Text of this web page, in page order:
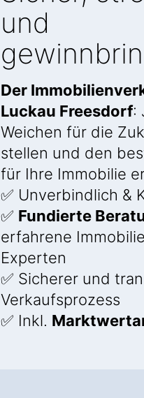
und
Der
Luckau Freesdorf:
Weichen für die
stellen und den
für Ihre Immobilie
✅ Unverbindlich &
✅ Fundierte
erfahrene
Experten
✅ Sicherer und
Verkaufsprozess
✅ Inkl.